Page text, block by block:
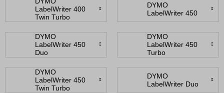
LabelWriter 400
Twin Turbo
DYMO
LabelWriter 450
DYMO
LabelWriter 450
Duo
DYMO
LabelWriter 450
Turbo
DYMO
LabelWriter 450
Twin Turbo
DYMO
LabelWriter Duo